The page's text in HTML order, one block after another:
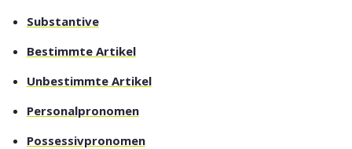
Substantive
Bestimmte Artikel
Unbestimmte Artikel
Personalpronomen
Possessivpronomen